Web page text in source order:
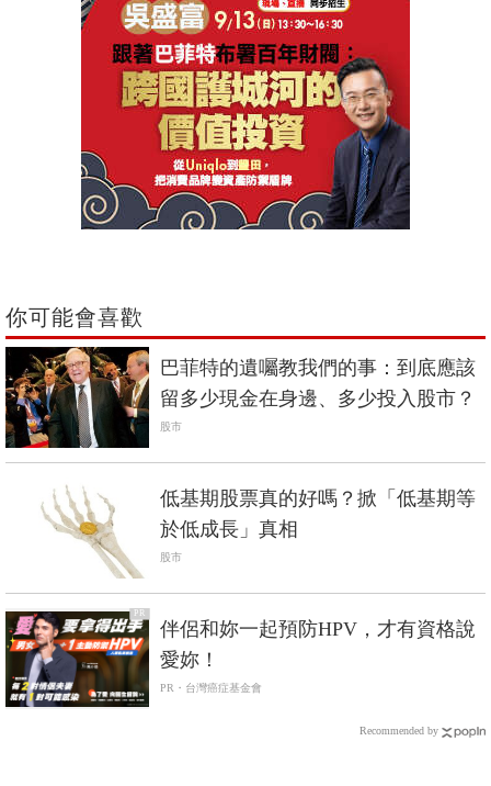
你可能會喜歡
巴菲特的遺囑教我們的事：到底應該
留多少現金在身邊、多少投入股市？
股市
低基期股票真的好嗎？掀「低基期等
於低成長」真相
股市
PR
伴侶和妳一起預防HPV，才有資格說
愛妳！
PR・台灣癌症基金會
Recommended by